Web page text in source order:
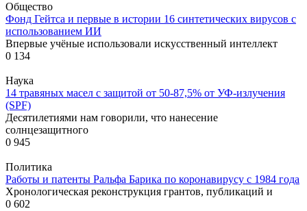
Общество
Фонд Гейтса и первые в истории 16 синтетических вирусов с
использованием ИИ
Впервые учёные использовали искусственный интеллект
0 134
Наука
14 травяных масел с защитой от 50-87,5% от УФ-излучения
(SPF)
Десятилетиями нам говорили, что нанесение
солнцезащитного
0 945
Политика
Работы и патенты Ральфа Барика по коронавирусу с 1984 года
Хронологическая реконструкция грантов, публикаций и
0 602